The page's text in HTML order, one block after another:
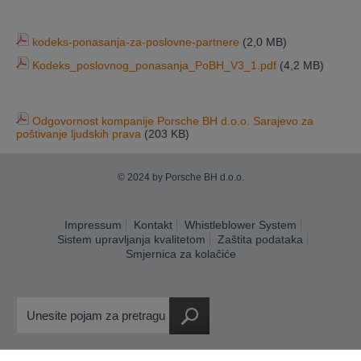
kodeks-ponasanja-za-poslovne-partnere (2,0 MB)
Kodeks_poslovnog_ponasanja_PoBH_V3_1.pdf (4,2 MB)
Odgovornost kompanije Porsche BH d.o.o. Sarajevo za
poštivanje ljudskih prava (203 KB)
© 2024 by Porsche BH d.o.o.
Impressum Kontakt
Whistleblower System
Sistem upravljanja kvalitetom
Zaštita podataka
Smjernica za kolačiće